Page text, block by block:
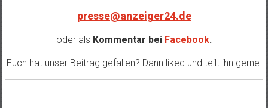
presse@anzeiger24.de
oder als Kommentar bei Facebook.
Euch hat unser Beitrag gefallen? Dann liked und teilt ihn gerne.